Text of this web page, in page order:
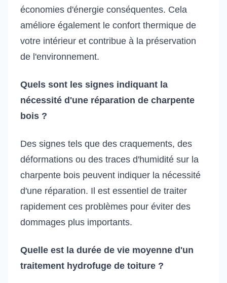
économies d'énergie conséquentes. Cela
améliore également le confort thermique de
votre intérieur et contribue à la préservation
de l'environnement.
Quels sont les signes indiquant la
nécessité d'une réparation de charpente
bois ?
Des signes tels que des craquements, des
déformations ou des traces d'humidité sur la
charpente bois peuvent indiquer la nécessité
d'une réparation. Il est essentiel de traiter
rapidement ces problèmes pour éviter des
dommages plus importants.
Quelle est la durée de vie moyenne d'un
traitement hydrofuge de toiture ?